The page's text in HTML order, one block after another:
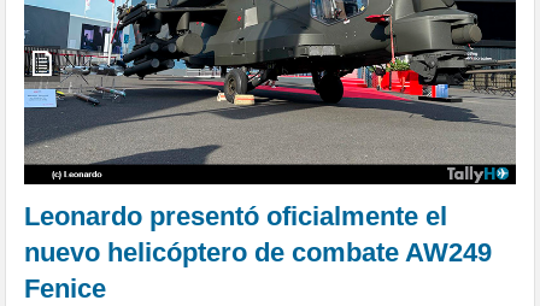
Leonardo presentó oficialmente el
nuevo helicóptero de combate AW249
Fenice